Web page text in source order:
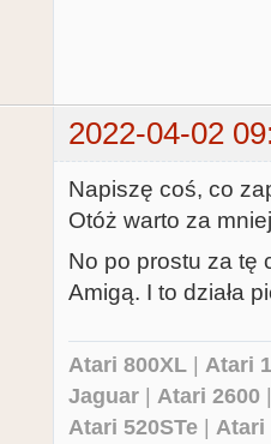
2022-04-02
Napiszę coś, co
Otóż warto za
No po prostu za tę
Amigą. I to działa
Atari 800XL | Atari
Jaguar | Atari 2600
Atari 520STe | Atari